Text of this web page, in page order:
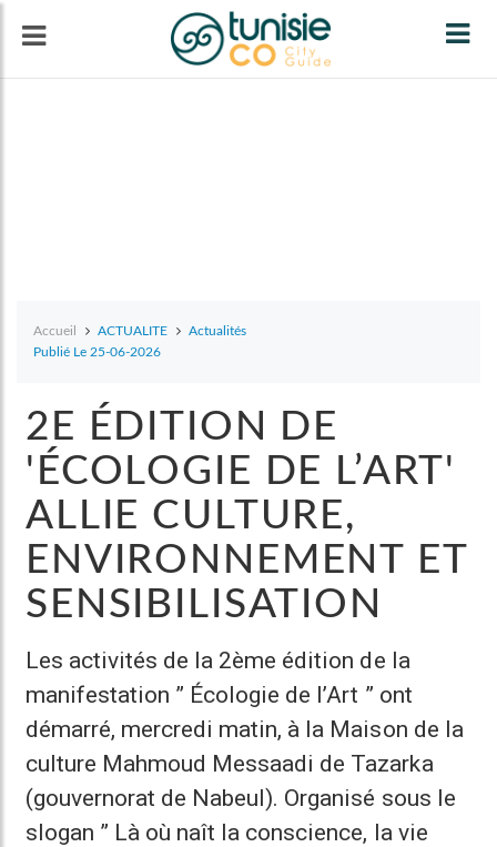
Accueil ACTUALITE
Actualités
Publié Le 25-06-2026
2E ÉDITION DE
'ÉCOLOGIE DE L’ART'
ALLIE CULTURE,
ENVIRONNEMENT ET
SENSIBILISATION
Les activités de la 2ème édition de la
manifestation ” Écologie de l’Art ” ont
démarré, mercredi matin, à la Maison de la
culture Mahmoud Messaadi de Tazarka
(gouvernorat de Nabeul). Organisé sous le
slogan ” Là où naît la conscience, la vie